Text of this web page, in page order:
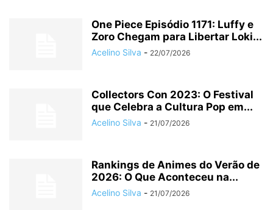
One Piece Episódio 1171: Luffy e
Zoro Chegam para Libertar Loki...
Acelino Silva - 22/07/2026
Collectors Con 2023: O Festival
que Celebra a Cultura Pop em...
Acelino Silva - 21/07/2026
Rankings de Animes do Verão de
2026: O Que Aconteceu na...
Acelino Silva - 21/07/2026